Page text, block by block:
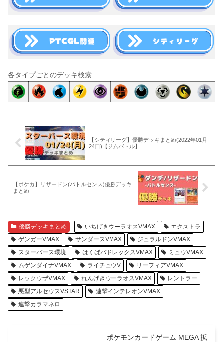
各タイプごとのデッキ検索
【シティリーグ】優勝デッキまとめ(2022年01月
24日)【ジムバトル】
【ポケカ】リザードン(バトルセンス)優勝デッキ
まとめ
優勝デッキまとめ いちげきウーラオスVMAX
エクストラ
ゲンガーVMAX
サンダースVMAX
ジュラルドンVMAX
スターバース環境
はくばバドレックスVMAX
ミュウVMAX
ムゲンダイナVMAX
ライチュウV
リーフィアVMAX
レックウザVMAX
れんげきウーラオスVMAX
レントラー
悪型アルセウスVSTAR
連撃インテレオンVMAX
連撃カラマネロ
ポケモンカードゲーム MEGA 拡